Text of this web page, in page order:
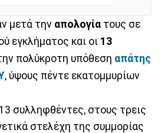
μετά την απολογία τους σε
εγκλήματος και οι 13
πολύκροτη υπόθεση απάτης
, ύψους πέντε εκατομμυρίων
συλληφθέντες, στους τρεις
στελέχη της συμμορίας